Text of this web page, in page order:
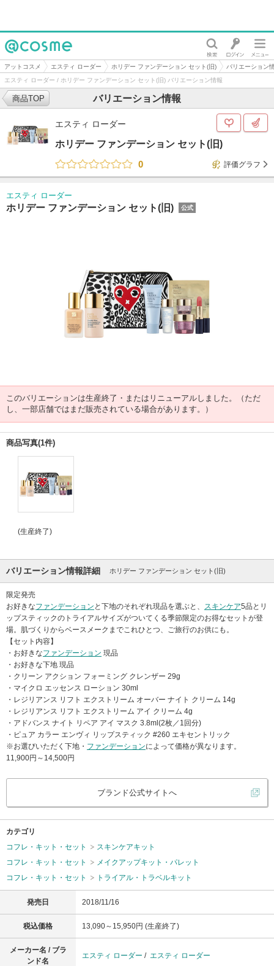
@cosme
アットコスメ エスティ ローダー ホリデー ファンデーション セット(旧)
バリエーション
エスティ ローダー / ホリデー ファンデーション セット(旧) バリエーション情報
バリエーション情報
商品TOP
エスティ ローダー
ホリデー ファンデーション セット(旧)
0
評価グラフ
エスティ ローダー
ホリデー ファンデーション セット(旧) 公式
このバリエーションは生産終了・またはリニューアルしました。（ただ
し、一部店舗ではまだ販売されている場合があります。）
商品写真(1件)
(生産終了)
バリエーション情報詳細 ホリデー ファンデーション セット(旧)
限定発売
お好きなファンデーション と下地のそれぞれ現品を選ぶと、 スキンケア5品とリ
ップスティックのトライアルサイズがついてくる季節限定のお得なセットが登
場。肌づくりからベースメークまでこれひとつ、ご旅行のお供にも。
【セット内容】
・お好きなファンデーション 現品
・お好きな下地 現品
・クリーン アクション フォーミング クレンザー 29g
・マイクロ エッセンス ローション 30ml
・レジリアンス リフト エクストリーム オーバー ナイト クリーム 14g
・レジリアンス リフト エクストリーム アイ クリーム 4g
・アドバンス ナイト リペア アイ マスク 3.8ml(2枚／1回分)
・ピュア カラー エンヴィ リップスティック #260 エキセントリック
※お選びいただく下地・ ファンデーションによって価格が異なります。
11,900円～14,500円
ブランド公式サイトへ
カテゴリ
コフレ・キット・セット
スキンケアキット
コフレ・キット・セット
メイクアップキット・パレット
コフレ・キット・セット
トライアル・トラベルキット
発売日 2018/11/16
税込価格 13,090～15,950円 (生産終了)
メーカー名 / ブラ
ンド名
エスティ ローダー / エスティ ローダー